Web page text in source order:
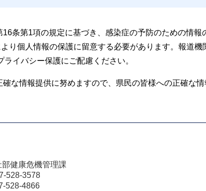
16条第1項の規定に基づき、感染症の予防のための情報
り個人情報の保護に留意する必要があります。報道機
ライバシー保護にご配慮ください。
な情報提供に努めますので、県民の皆様への正確な
健康危機管理課
528-3578
528-4866